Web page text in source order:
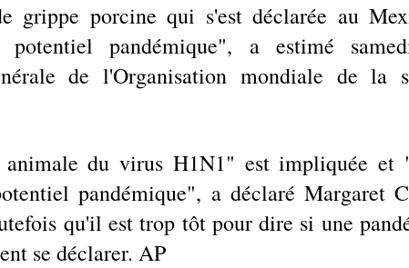
grippe porcine qui s'est déclarée au
potentiel pandémique", a estimé
de l'Organisation mondiale de la
animale du virus H1N1" est impliquée et
pandémique", a déclaré Margaret
qu'il est trop tôt pour dire si une
se déclarer. AP